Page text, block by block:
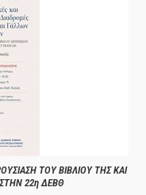
ΤΟΥ ΒΙΒΛΙΟΥ ΤΗΣ ΚΑΙ
22η ΔΕΒΘ